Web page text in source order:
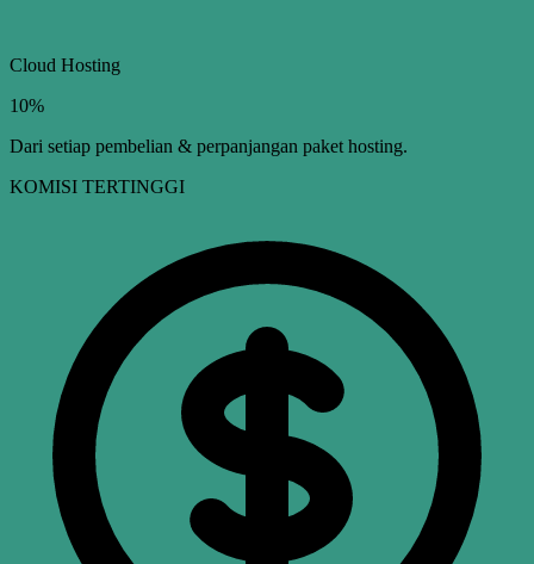
Cloud Hosting
10%
Dari setiap pembelian & perpanjangan paket hosting.
KOMISI TERTINGGI